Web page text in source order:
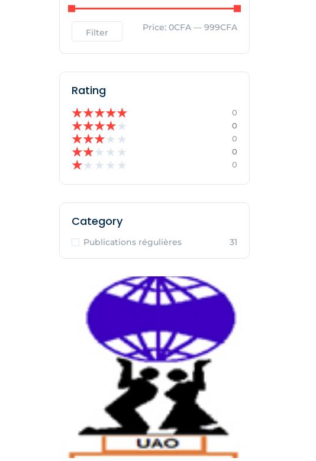
Filter Price: 0CFA — 999CFA
Rating
★★★★★ 0
★★★★★ 0
★★★★ ★ 0
★★★ ★ ★ 0
★★ ★ ★ ★ 0
Category
Publications régulières 31